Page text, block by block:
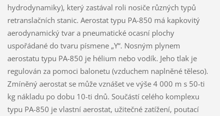
hydrodynamiky), který zastával roli nosiče různých typů
retranslačních stanic. Aerostat typu PA-850 má kapkovitý
aerodynamický tvar a pneumatické ocasní plochy
uspořádané do tvaru písmene „Y“. Nosným plynem
aerostatu typu PA-850 je hélium nebo vodík. Jeho tlak je
regulován za pomoci balonetu (vzduchem naplněné těleso).
Zmíněný aerostat se může vznášet ve výše 4 000 m s 50-ti
kg nákladu po dobu 10-ti dnů. Součástí celého komplexu
typu PA-850 je vlastní aerostat, užitečné zatížení, poutací